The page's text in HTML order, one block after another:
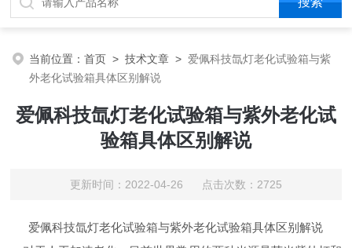
箱、各种振动试验台、拉力试验机、蒸汽老化试验机、跌落试验机、
当前位置：首页 >技术文章 > 爱佩科技氙灯老化试验箱与紫
外老化试验箱具体区别解说
爱佩科技氙灯老化试验箱与紫外老化试
验箱具体区别解说
更新时间：2022-04-26 点击次数：2725
爱佩科技氙灯老化试验箱与紫外老化试验箱具体区别解说